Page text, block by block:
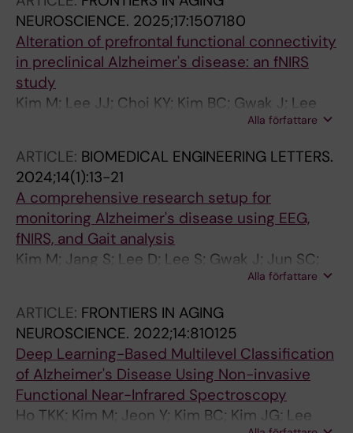
NEUROSCIENCE. 2025;17:1507180
Alteration of prefrontal functional connectivity
in preclinical Alzheimer's disease: an fNIRS
study
Kim M; Lee JJ; Choi KY; Kim BC; Gwak J; Lee
Alla författare
ARTICLE: BIOMEDICAL ENGINEERING LETTERS.
2024;14(1):13-21
A comprehensive research setup for
monitoring Alzheimer's disease using EEG,
fNIRS, and Gait analysis
Kim M; Jang S; Lee D; Lee S; Gwak J; Jun SC;
Alla författare
ARTICLE: FRONTIERS IN AGING
NEUROSCIENCE. 2022;14:810125
Deep Learning-Based Multilevel Classification
of Alzheimer's Disease Using Non-invasive
Functional Near-Infrared Spectroscopy
Ho TKK; Kim M; Jeon Y; Kim BC; Kim JG; Lee